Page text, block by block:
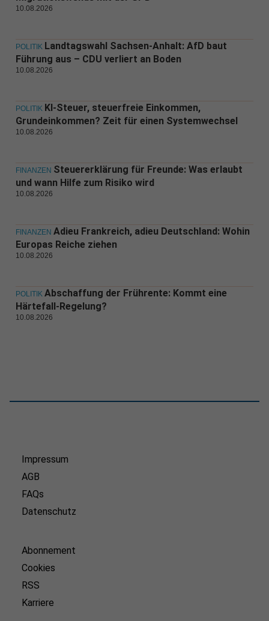
10.08.2026
POLITIK Landtagswahl Sachsen-Anhalt: AfD baut
Führung aus – CDU verliert an Boden
10.08.2026
POLITIK KI-Steuer, steuerfreie Einkommen,
Grundeinkommen? Zeit für einen Systemwechsel
10.08.2026
FINANZEN Steuererklärung für Freunde: Was erlaubt
und wann Hilfe zum Risiko wird
10.08.2026
FINANZEN Adieu Frankreich, adieu Deutschland: Wohin
Europas Reiche ziehen
10.08.2026
POLITIK Abschaffung der Frührente: Kommt eine
Härtefall-Regelung?
10.08.2026
Impressum
AGB
FAQs
Datenschutz
Abonnement
Cookies
RSS
Karriere